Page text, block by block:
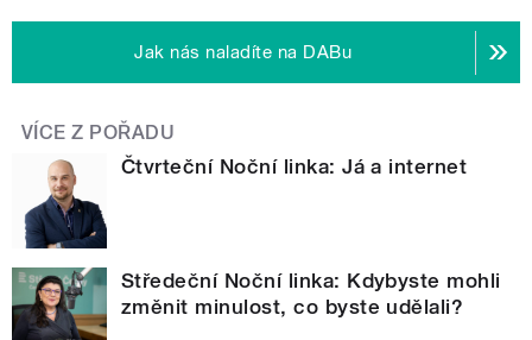
Jak nás naladíte na DABu
VÍCE Z POŘADU
Čtvrteční Noční linka: Já a internet
Středeční Noční linka: Kdybyste mohli
změnit minulost, co byste udělali?